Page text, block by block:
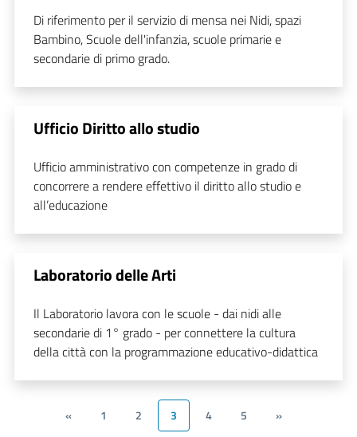
Di riferimento per il servizio di mensa nei Nidi, spazi
Bambino, Scuole dell'infanzia, scuole primarie e
secondarie di primo grado.
Ufficio Diritto allo studio
Ufficio amministrativo con competenze in grado di
concorrere a rendere effettivo il diritto allo studio e
all’educazione
Laboratorio delle Arti
Il Laboratorio lavora con le scuole - dai nidi alle
secondarie di 1° grado - per connettere la cultura
della città con la programmazione educativo-didattica
« 1 2 3 4 5 »